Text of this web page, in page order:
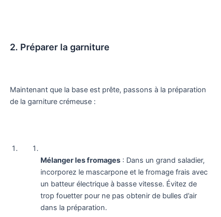
2. Préparer la garniture
Maintenant que la base est prête, passons à la préparation
de la garniture crémeuse :
Mélanger les fromages: Dans un grand saladier,
incorporez le mascarpone et le fromage frais avec
un batteur électrique à basse vitesse. Évitez de
trop fouetter pour ne pas obtenir de bulles d’air
dans la préparation.